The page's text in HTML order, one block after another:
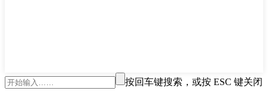
按回车键搜索，或按 ESC 键关闭